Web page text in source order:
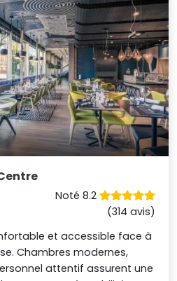
Noté 8.2
(314 avis)
et accessible face à
Chambres modernes,
attentif assurent une